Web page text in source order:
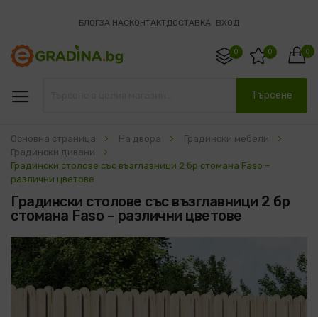
БЛОГЗА НАСКОНТАКТДОСТАВКА ВХОД
0
0 0
Търсене
Основна страница На двора
Градински мебели
Градински дивани
Градински столове със възглавници 2 бр стомана Faso –
различни цветове
Градински столове със възглавници 2 бр
стомана Faso – различни цветове
Преминете
края
на
галерията
на